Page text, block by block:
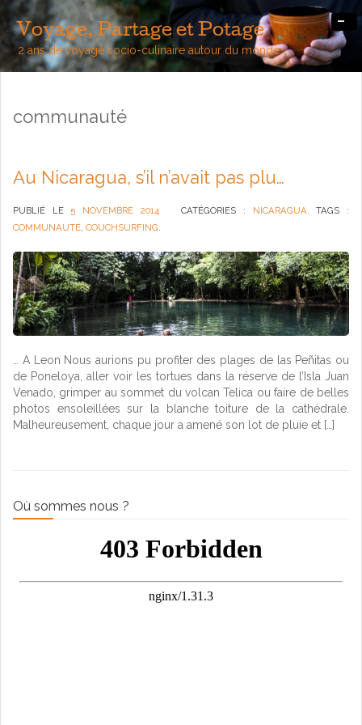
Voyage, Partage et Potage
2 ans de voyage socio-culinaire autour du monde
-
communauté
Au Nicaragua, s’il n’avait pas plu…
PUBLIÉ LE 5 NOVEMBRE 2014 CATÉGORIES : NICARAGUA. TAGS :
COMMUNAUTÉ, COUCHSURFING.
… A Leon Nous aurions pu profiter des plages de las Peñitas ou
de Poneloya, aller voir les tortues dans la réserve de l’Isla Juan
Venado, grimper au sommet du volcan Telica ou faire de belles
photos ensoleillées sur la blanche toiture de la cathédrale.
Malheureusement, chaque jour a amené son lot de pluie et […]
Où sommes nous ?